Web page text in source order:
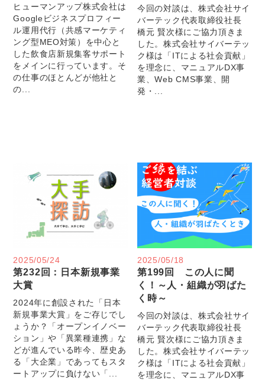
ヒューマンアップ株式会社は
Googleビジネスプロフィー
ル運用代行（共感マーケティ
ング型MEO対策）を中心と
した飲食店新規集客サポート
をメインに行っています。そ
の仕事のほとんどが他社と
の...
今回の対談は、株式会社サイ
バーテック代表取締役社長
橋元 賢次様にご協力頂きま
した。株式会社サイバーテッ
ク様は「ITによる社会貢献」
を理念に、マニュアルDX事
業、Web CMS事業、開
発・...
2025/05/24
第232回：日本新規事業
大賞
2024年に創設された「日本
新規事業大賞」をご存じでし
ょうか？「オープンイノベー
ション」や「異業種連携」な
どが進んでいる昨今、歴史あ
る「大企業」であってもスタ
ートアップに負けない「...
2025/05/18
第199回 この人に聞
く！～人・組織が羽ばた
く時～
今回の対談は、株式会社サイ
バーテック代表取締役社長
橋元 賢次様にご協力頂きま
した。株式会社サイバーテッ
ク様は「ITによる社会貢献」
を理念に、マニュアルDX事